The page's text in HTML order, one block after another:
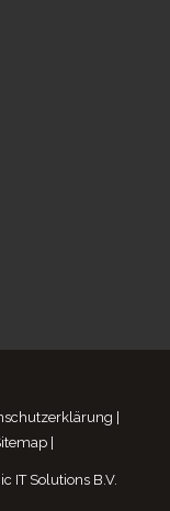
|
IT Solutions B.V.